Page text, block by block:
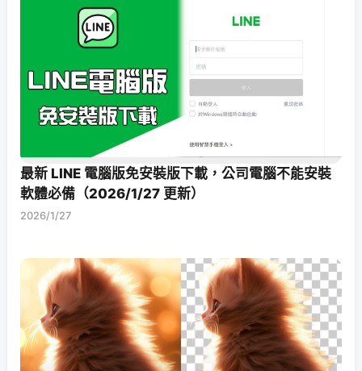
最新 LINE 電腦版免安裝版下載，公司電腦不能安裝
軟體必備（2026/1/27 更新）
2026/1/27